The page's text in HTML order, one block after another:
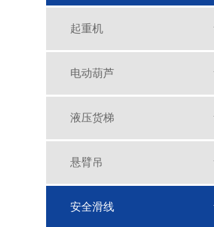
起重机
电动葫芦
液压货梯
悬臂吊
安全滑线